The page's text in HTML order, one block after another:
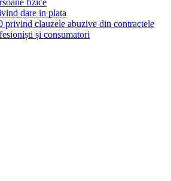
fizice
dare in plata
privind clauzele abuzive din contractele
și consumatori